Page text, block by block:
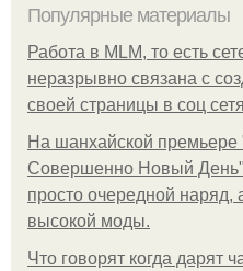
Популярные материалы
Работа в MLM, то есть
неразрывно связана с
своей страницы в соц
На шанхайской премьере
Совершенно Новый
просто очередной наряд,
высокой моды.
Что говорят когда дарят